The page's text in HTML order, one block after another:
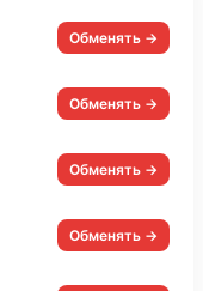
Обменять →
Обменять →
Обменять →
Обменять →